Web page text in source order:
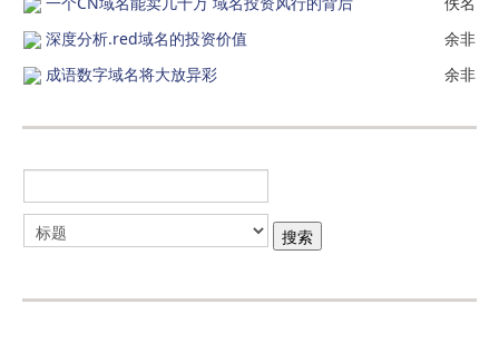
深度分析.red域名的投资价值
余非
成语数字域名将大放异彩
余非